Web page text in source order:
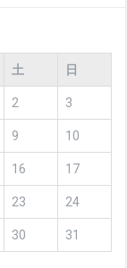
土 日
2 3
9 10
16 17
23 24
30 31